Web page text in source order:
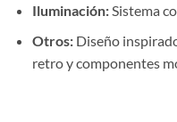
Iluminación:Sistema
Otros:Diseño
retro y componentes